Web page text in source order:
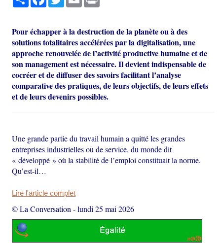
Pour échapper à la destruction de la planète ou à des
solutions totalitaires accélérées par la digitalisation, une
approche renouvelée de l’activité productive humaine et de
son management est nécessaire. Il devient indispensable de
cocréer et de diffuser des savoirs facilitant l’analyse
comparative des pratiques, de leurs objectifs, de leurs effets
et de leurs devenirs possibles.
Une grande partie du travail humain a quitté les grandes
entreprises industrielles ou de service, du monde dit
« développé » où la stabilité de l’emploi constituait la norme.
Qu’est-il…
Lire l'article complet
© La Conversation -lundi 25 mai 2026